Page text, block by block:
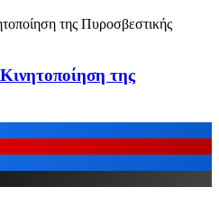
της